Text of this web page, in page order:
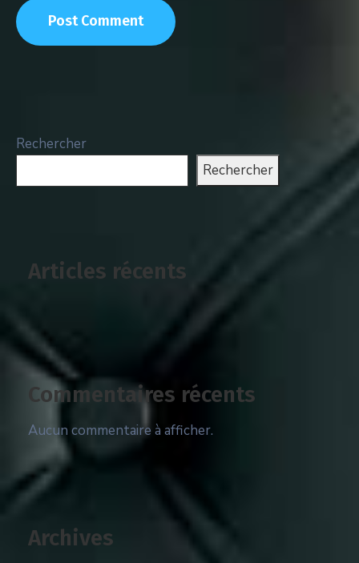
Rechercher
Rechercher
Articles récents
Commentaires récents
Aucun commentaire à afficher.
Archives